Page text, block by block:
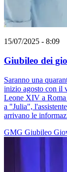
15/07/2025 - 8:09
Giubileo dei
Saranno una
inizio agosto con il
Leone XIV a Roma
a "Julia",
arrivano le
GMG Giubileo